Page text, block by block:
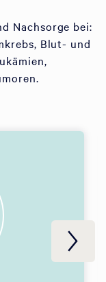
Nachsorge bei:
Blut- und